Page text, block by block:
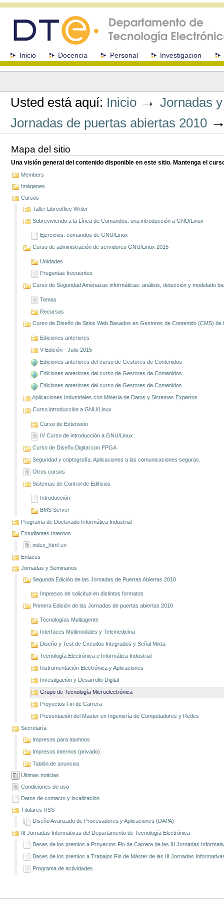
navegación
SeccionesInicio Docencia Personal Investigacion
Herramientas
Usted está aquí: Inicio →Jornadas
Jornadas de puertas abiertas 2010
Mapa del sitio
Una visión general del contenido disponible en este sitio. Mantenga el
Members
Imágenes
Cursos
Taller Libreoffice Writer
Sobreviviendo a la Línea de Comandos: una introducción a GNU/Linux
Ejercicios: comandos de GNU/Linux
Curso de administración de servidores GNU/Linux 2015
Unidades
Preguntas frecuentes
Curso de Seguridad Amenazas informáticas: análisis, detección y modelado
Temas
Recursos
Curso de Diseño de Sitios Web Basados en Gestores de Contenido (CMS) de
Ediciones anteriores
V Edición - Julio 2015
Ediciones anteriores del curso de Gestores de Contenidos
Ediciones anteriores del curso de Gestores de Contenidos
Ediciones anteriores del curso de Gestores de Contenidos
Aplicaciones Industriales con Minería de Datos y Sistemas Expertos
Curso introducción a GNU/Linux
Curso de Extensión
IV Curso de introducción a GNU/Linux
Curso de Diseño Digital con FPGA
Seguridad y criptografía. Aplicaciones a las comunicaciones seguras.
Otros cursos
Sistemas de Control de Edificios
Introducción
BMS Server
Programa de Doctorado Informática Industrial
Estudiantes Internos
index_html-en
Enlaces
Jornadas y Seminarios
Segunda Edición de las Jornadas de Puertas Abiertas 2010
Impresos de solicitud en distintos formatos
Primera Edición de las Jornadas de puertas abiertas 2010
Tecnologías Multiagente
Interfaces Multimodales y Telemedicina
Diseño y Test de Circuitos Integrados y Señal Mixta
Tecnología Electrónica e Informática Industrial
Instrumentación Electrónica y Aplicaciones
Investigación y Desarrollo Digital
Grupo de Tecnología Microelectrónica
Proyectos Fin de Carrera
Presentación del Master en Ingeniería de Computadores y Redes
Secretaría
Impresos para alumnos
Impresos internos (privado)
Tablón de anuncios
Últimas noticias
Condiciones de uso
Datos de contacto y localización
Titulares RSS
Diseño Avanzado de Procesadores y Aplicaciones (DAPA)
III Jornadas Informativas del Departamento de Tecnología Electrónica
Bases de los premios a Proyectos Fin de Carrera de las III Jornadas
Bases de los premios a Trabajos Fin de Máster de las III Jornadas
Programa de actividades